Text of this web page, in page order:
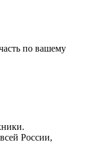
по вашему
России,